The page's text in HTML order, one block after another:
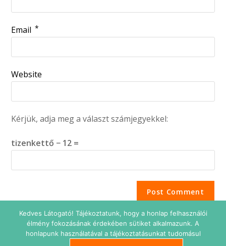
Email *
Website
Kérjük, adja meg a választ számjegyekkel:
tizenkettő − 12 =
Kedves Látogató! Tájékoztatunk, hogy a honlap felhasználói
élmény fokozásának érdekében sütiket alkalmazunk. A
honlapunk használatával a tájékoztatásunkat tudomásul